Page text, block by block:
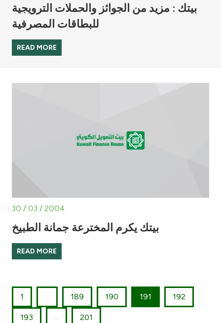
بيتك : مزيد من الجوائز والحملات الترويجية
للبطاقات المصرفية
READ MORE
30 / 03 / 2004
بيتك يكرم المخترعة جمانة الطبيخ
READ MORE
1 ... 189 190 191 192
193 ... 201